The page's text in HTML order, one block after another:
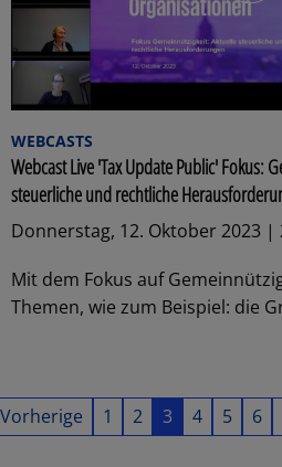
WEBCASTS
Webcast Live 'Tax Update Public' Fokus:
steuerliche und rechtliche
Donnerstag, 12. Oktober 2023 |
Mit dem Fokus auf
Themen, wie zum Beispiel: die
Vorherige 1 2 3 4 5 6